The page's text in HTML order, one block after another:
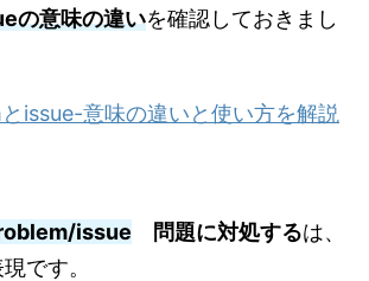
の意味の違いを確認しておきまし
issue-意味の違いと使い方を解説
issue 問題に対処するは、
です。